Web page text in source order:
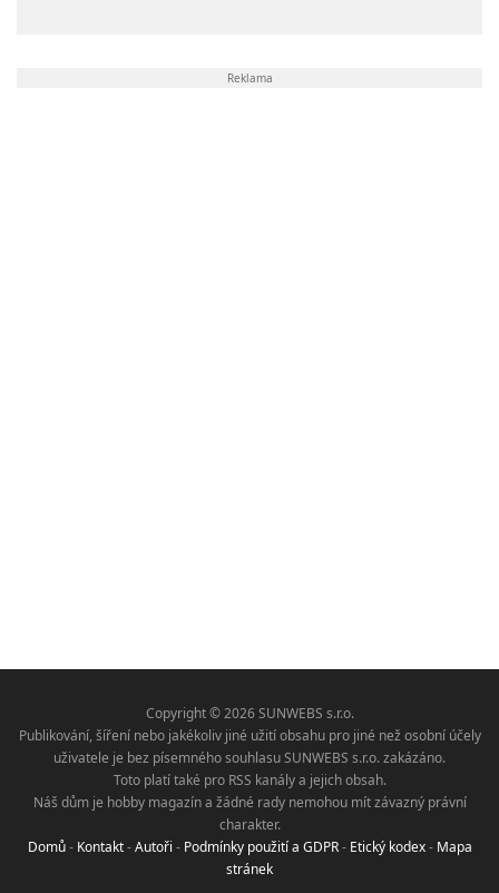
Reklama
Copyright © 2026 SUNWEBS s.r.o.
Publikování, šíření nebo jakékoliv jiné užití obsahu pro jiné než osobní účely
uživatele je bez písemného souhlasu SUNWEBS s.r.o. zakázáno.
Toto platí také pro RSS kanály a jejich obsah.
Náš dům je hobby magazín a žádné rady nemohou mít závazný právní
charakter.
Domů- Kontakt-Autoři - Podmínky použití a GDPR- Etický kodex- Mapa
stránek